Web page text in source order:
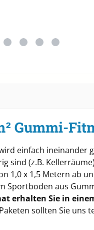
Gummi-
einfach ineinander
sind (z.B.
1,0 x 1,5 Metern ab
Sportboden aus
erhalten Sie in
sollten Sie